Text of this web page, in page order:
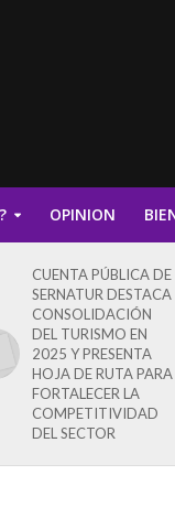
OPINION
CUENTA PÚBLICA DE
SERNATUR DESTACA
CONSOLIDACIÓN
DEL TURISMO EN
2025 Y PRESENTA
HOJA DE RUTA PARA
FORTALECER LA
COMPETITIVIDAD
DEL SECTOR